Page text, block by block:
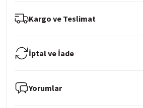
Kargo ve Teslimat
İptal ve İade
Yorumlar